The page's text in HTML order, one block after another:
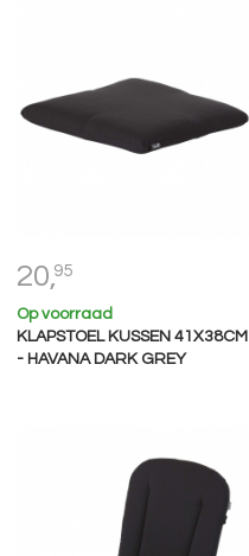
20,95
Op voorraad
KLAPSTOEL KUSSEN 41X38CM
- HAVANA DARK GREY